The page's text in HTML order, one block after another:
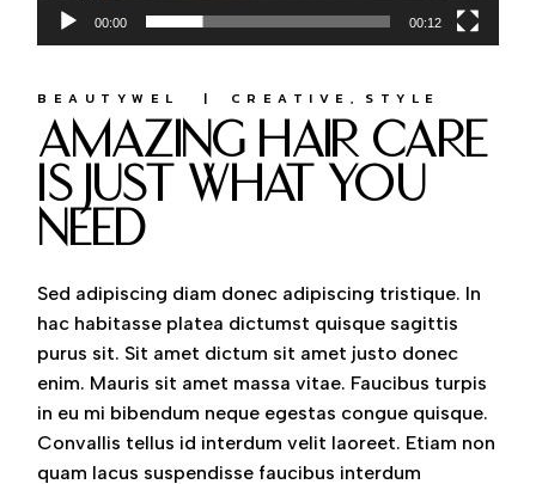
00:00 00:12
BEAUTYWEL CREATIVE STYLE
amazing hair care
is just what you
need
Sed adipiscing diam donec adipiscing tristique. In
hac habitasse platea dictumst quisque sagittis
purus sit. Sit amet dictum sit amet justo donec
enim. Mauris sit amet massa vitae. Faucibus turpis
in eu mi bibendum neque egestas congue quisque.
Convallis tellus id interdum velit laoreet. Etiam non
quam lacus suspendisse faucibus interdum